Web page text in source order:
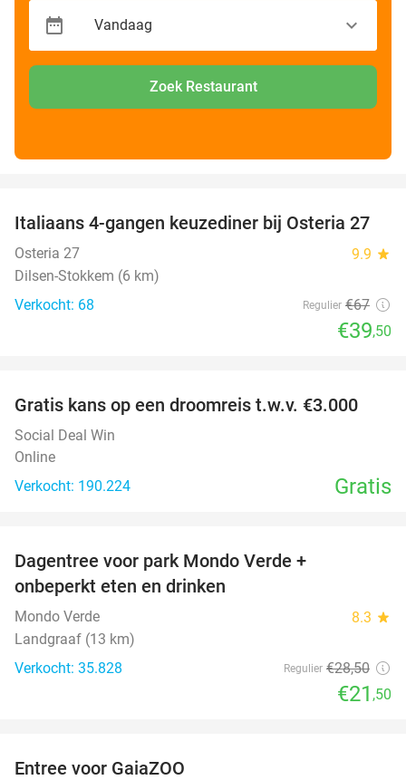
Zoek Restaurant
41%
Italiaans 4-gangen keuzediner bij Osteria 27
Osteria 27 9.9 star
Dilsen-Stokkem (6 km)
Verkocht: 68
Regulier €67
€39,50
Gratis kans op een droomreis t.w.v. €3.000
Social Deal Win
Online
Verkocht: 190.224
Gratis
Dagentree voor park Mondo Verde +
onbeperkt eten en drinken
Mondo Verde 8.3 star
Landgraaf (13 km)
Verkocht: 35.828
Regulier €28,50
€21 ,50
Entree voor GaiaZOO